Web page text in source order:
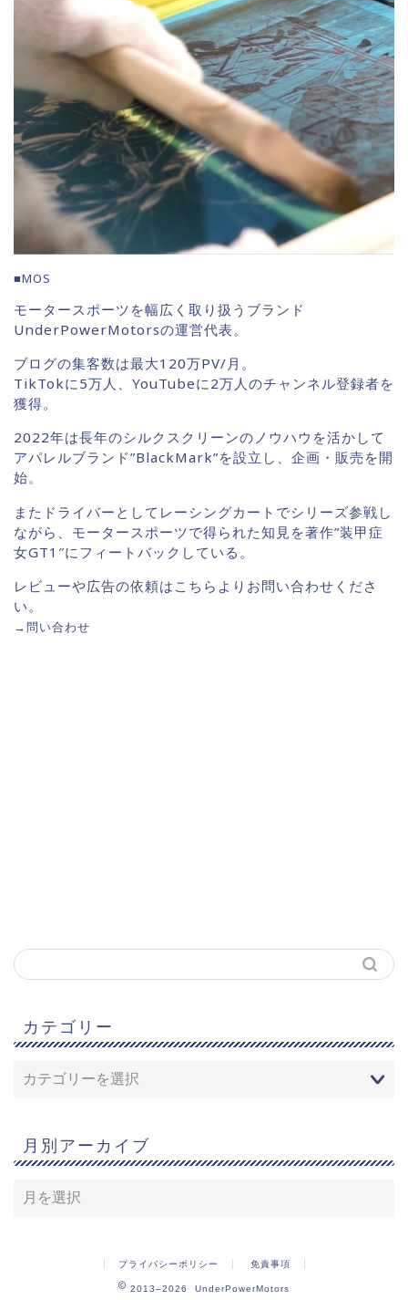
■MOS
モータースポーツを幅広く取り扱うブランド
UnderPowerMotorsの運営代表。
ブログの集客数は最大120万PV/月。
TikTokに5万人、YouTubeに2万人のチャンネル登録者を
獲得。
2022年は長年のシルクスクリーンのノウハウを活かして
アパレルブランド”BlackMark”を設立し、企画・販売を開
始。
またドライバーとしてレーシングカートでシリーズ参戦し
ながら、モータースポーツで得られた知見を著作”装甲症
女GT1″にフィートバックしている。
レビューや広告の依頼はこちらよりお問い合わせくださ
い。
→問い合わせ
カテゴリー
月別アーカイブ
プライバシーポリシー 免責事項
2013–2026 UnderPowerMotors